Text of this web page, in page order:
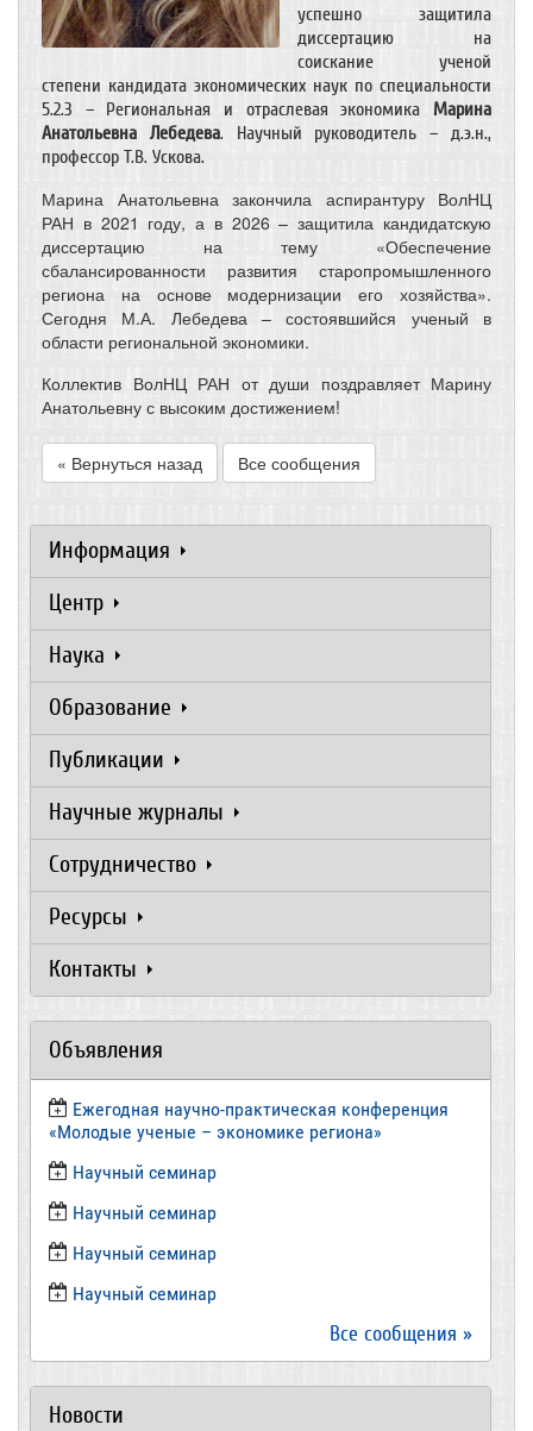
успешно защитила
диссертацию на
соискание ученой
степени кандидата экономических наук по специальности
5.2.3 – Региональная и отраслевая экономика Марина
Анатольевна Лебедева. Научный руководитель – д.э.н.,
профессор Т.В. Ускова.
Марина Анатольевна закончила аспирантуру ВолНЦ
РАН в 2021 году, а в 2026 – защитила кандидатскую
диссертацию на тему «Обеспечение
сбалансированности развития старопромышленного
региона на основе модернизации его хозяйства».
Сегодня М.А. Лебедева – состоявшийся ученый в
области региональной экономики.
Коллектив ВолНЦ РАН от души поздравляет Марину
Анатольевну с высоким достижением!
« Вернуться назад Все сообщения
Информация
Центр
Наука
Образование
Публикации
Научные журналы
Сотрудничество
Ресурсы
Контакты
Объявления
Ежегодная научно-практическая конференция
«Молодые ученые – экономике региона»
​Научный семинар
​Научный семинар
Научный семинар
​Научный семинар
Все сообщения »
Новости